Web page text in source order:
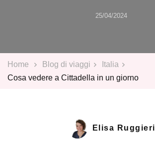
25/04/2024
Home Blog di viaggi
Italia
Cosa vedere a Cittadella in un giorno
Elisa Ruggieri